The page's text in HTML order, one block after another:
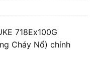
718Ex100G
Cháy Nổ) chính